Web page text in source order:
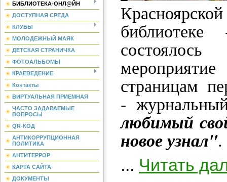
БИБЛИОТЕКА-ОНЛ@ЙН
ДОСТУПНАЯ СРЕДА
КЛУБЫ
МОЛОДЕЖНЫЙ МАЯК
ДЕТСКАЯ СТРАНИЧКА
ФОТОАЛЬБОМЫ
КРАЕВЕДЕНИЕ
Контакты
ВИРТУАЛЬНАЯ ПРИЕМНАЯ
ЧАСТО ЗАДАВАЕМЫЕ
ВОПРОСЫ
QR-КОД
АНТИКОРРУПЦИОННАЯ
ПОЛИТИКА
АНТИТЕРРОР
КАРТА САЙТА
ДОКУМЕНТЫ
страницам
-
любимый
новое узнал".
... Читать